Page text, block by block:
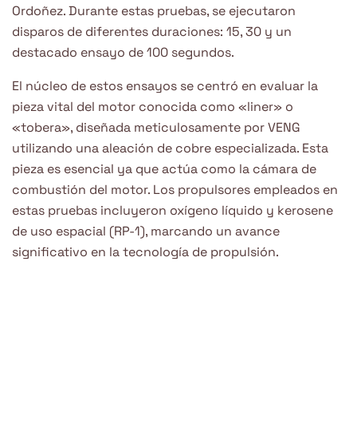
Ordoñez. Durante estas pruebas, se ejecutaron
disparos de diferentes duraciones: 15, 30 y un
destacado ensayo de 100 segundos.
El núcleo de estos ensayos se centró en evaluar la
pieza vital del motor conocida como «liner» o
«tobera», diseñada meticulosamente por VENG
utilizando una aleación de cobre especializada. Esta
pieza es esencial ya que actúa como la cámara de
combustión del motor. Los propulsores empleados en
estas pruebas incluyeron oxígeno líquido y kerosene
de uso espacial (RP-1), marcando un avance
significativo en la tecnología de propulsión.